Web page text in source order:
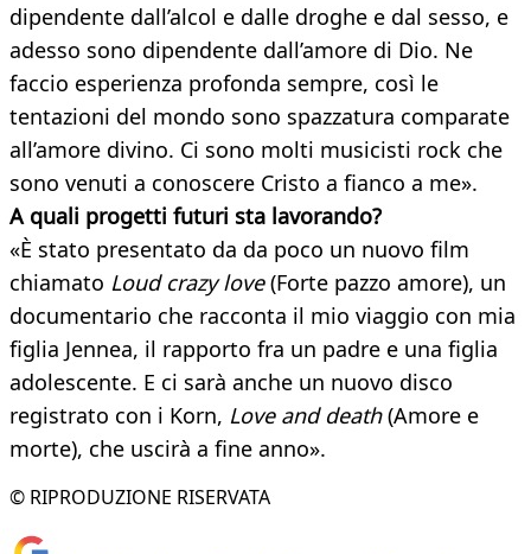
dipendente dall’alcol e dalle droghe e dal sesso, e
adesso sono dipendente dall’amore di Dio. Ne
faccio esperienza profonda sempre, così le
tentazioni del mondo sono spazzatura comparate
all’amore divino. Ci sono molti musicisti rock che
sono venuti a conoscere Cristo a fianco a me».
A quali progetti futuri sta lavorando?
«È stato presentato da da poco un nuovo film
chiamato Loud crazy love(Forte pazzo amore), un
documentario che racconta il mio viaggio con mia
figlia Jennea, il rapporto fra un padre e una figlia
adolescente. E ci sarà anche un nuovo disco
registrato con i Korn, Love and death(Amore e
morte), che uscirà a fine anno».
© RIPRODUZIONE RISERVATA